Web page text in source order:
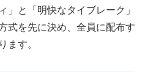
」と「明快なタイブレーク」
式を先に決め、全員に配布す
ます。